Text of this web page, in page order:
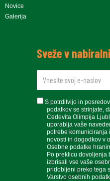
Novice
Galerija
Sveže v
newsletteremail
soglasje
S potrditvijo in
podatkov se strinjate,
Cedevita Olimpija
uporablja vaše
potrebe komuniciranja
novosti in dogodkov v
Osebne podatke
Po preklicu dovoljenja
izbrisali vse vaše
pridobljeni preko tega
Varstvo osebnih